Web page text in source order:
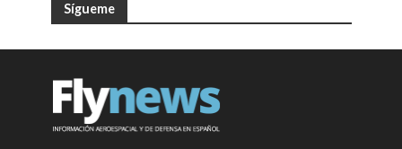
Sígueme